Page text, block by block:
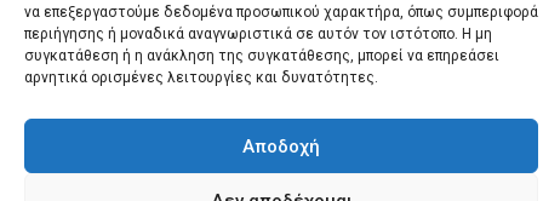
να επεξεργαστούμε δεδομένα προσωπικού χαρακτήρα, όπως συμπεριφορά
περιήγησης ή μοναδικά αναγνωριστικά σε αυτόν τον ιστότοπο. Η μη
συγκατάθεση ή η ανάκληση της συγκατάθεσης, μπορεί να επηρεάσει
αρνητικά ορισμένες λειτουργίες και δυνατότητες.
Αποδοχή